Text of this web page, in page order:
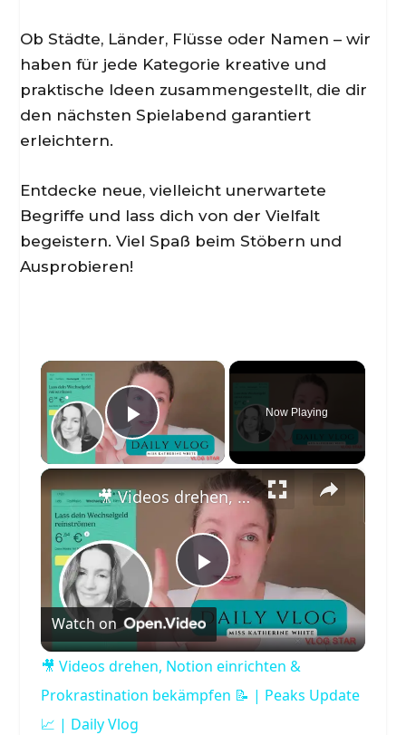
Ob Städte, Länder, Flüsse oder Namen – wir
haben für jede Kategorie kreative und
praktische Ideen zusammengestellt, die dir
den nächsten Spielabend garantiert
erleichtern.
Entdecke neue, vielleicht unerwartete
Begriffe und lass dich von der Vielfalt
begeistern. Viel Spaß beim Stöbern und
Ausprobieren!
×
Play Video
Now Playing
×
Play
Video
🎥 Videos drehen, Notion einrichten & Prokrastination bekämpfen 📝 | Peaks Update 📈 | Daily Vlog
Watch on
🎥 Videos drehen, Notion einrichten &
Prokrastination bekämpfen 📝 | Peaks Update
📈 | Daily Vlog